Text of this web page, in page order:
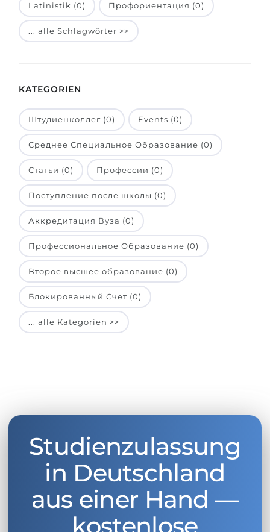
Unsere Studierenden werden
BERATUNG!
Belarus
Anderes Land
Latinistik (0) Профориентация (0)
... alle Schlagwörter >>
KATEGORIEN
Штудиенколлег (0) Events (0)
Среднее Специальное Образование (0)
Статьи (0) Профессии (0)
Поступление после школы (0)
Аккредитация Вуза (0)
Профессиональное Образование (0)
Второе высшее образование (0)
Блокированный Счет (0)
... alle Kategorien >>
Studienzulassung
in Deutschland
aus einer Hand —
kostenlose